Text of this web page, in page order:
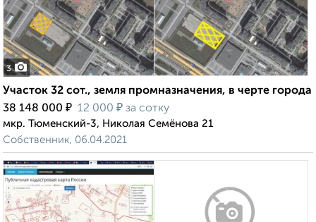
3
Участок 32 сот., земля промназначения, в черте города
38 148 000 ₽ 12 000 ₽ за сотку
мкр. Тюменский-3, Николая Семёнова 21
Собственник, 06.04.2021